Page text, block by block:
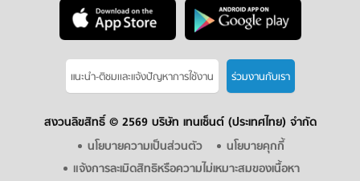
แนะนำ-ติชมเเละแจ้งปัญหาการใช้งาน ร่วมงานกับเรา
สงวนลิขสิทธิ์ © 2569 บริษัท เทนเซ็นต์ (ประเทศไทย) จำกัด
นโยบายความเป็นส่วนตัว
นโยบายคุกกี้
แจ้งการละเมิดสิทธิหรือความไม่เหมาะสมของเนื้อหา